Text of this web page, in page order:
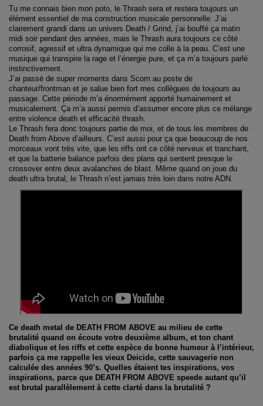
Tu me connais bien mon poto, le Thrash sera et restera toujours un
élément essentiel de ma construction musicale personnelle. J’ai
clairement grandi dans un univers Death / Grind, j’ai bouffé ça matin
midi soir pendant des années, mais le Thrash aura toujours ce côté
corrosif, agressif et ultra dynamique qui me colle à la peau. C’est une
musique qui transpire la rage et l’énergie pure, et ça m’a toujours parlé
instinctivement.
J’ai passé de super moments dans Scorn au poste de
chanteur/frontman et je salue bien fort mes collègues de toujours au
passage. Cette période m’a énormément apporté humainement et
musicalement. Ça m’a aussi permis d’assumer encore plus ce mélange
entre violence death et efficacité thrash.
Le Thrash fera donc toujours partie de moi, et de tous les membres de
Death from Above d’ailleurs. C’est aussi pour ça que beaucoup de nos
morceaux vont très vite, que les riffs ont ce côté nerveux et tranchant,
et que la batterie balance parfois des plans qui sentent presque le
crossover entre deux avalanches de blast. Même quand on joue du
death ultra brutal, le Thrash n’est jamais très loin dans notre ADN.
Ce death metal de DEATH FROM ABOVE au milieu de cette
brutalité quand on écoute votre deuxième album, et ton chant
diabolique et les riffs et cette espèce de bonne humeur à l’intérieur,
parfois ça me rappelle les vieux Deicide, cette sauvagerie non
calculée des années 90’s. Quelles étaient tes inspirations, vos
inspirations, parce que DEATH FROM ABOVE speede autant qu’il
est brutal parallèlement à cette clarté dans la brutalité ?